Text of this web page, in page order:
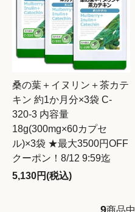
桑の葉＋イヌリン＋茶カテ
キン 約1か月分×3袋 C-
320-3 内容量
18g(300mg×60カプセ
ル)×3袋 ★最大3500円OFF
クーポン！8/12 9:59迄
5,130円(税込)
9商品中